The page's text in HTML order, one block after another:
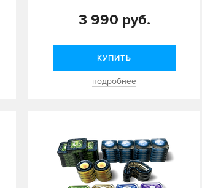
3 990 руб.
КУПИТЬ
подробнее